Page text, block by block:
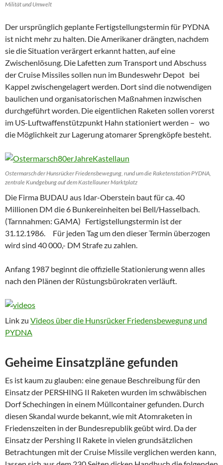
Milität und Umwelt
Der ursprünglich geplante Fertigstellungstermin für PYDNA
ist nicht mehr zu halten. Die Amerikaner drängten, nachdem
sie die Situation verärgert erkannt hatten, auf eine
Zwischenlösung. Die Lafetten zum Transport und Abschuss
der Cruise Missiles sollen nun im Bundeswehr Depot bei
Kappel zwischengelagert werden. Dort sind die notwendigen
baulichen und organisatorischen Maßnahmen inzwischen
durchgeführt worden. Die eigentlichen Raketen sollen vorerst
im US-Luftwaffenstützpunkt Hahn stationiert werden – wo
die Möglichkeit zur Lagerung atomarer Sprengköpfe besteht.
Ostermarsch der Hunsrücker Friedensbewegung, rund um die Raketenstation PYDNA,
zentrale Kundgebung auf dem Kastellauner Marktplatz
Die Firma BUDAU aus Idar-Oberstein baut für ca. 40
Millionen DM die 6 Bunkereinheiten bei Bell/Hasselbach.
(Tarnnahmen: GAMA) Fertigstellungstermin ist der
31.12.1986. Für jeden Tag um den dieser Termin überzogen
wird sind 40 000,- DM Strafe zu zahlen.
Anfang 1987 beginnt die offizielle Stationierung wenn alles
nach den Plänen der Rüstungsbürokraten verläuft.
Link zu Videos über die Hunsrücker Friedensbewegung und
PYDNA
Geheime Einsatzpläne gefunden
Es ist kaum zu glauben: eine genaue Beschreibung für den
Einsatz der PERSHING II Raketen wurden im schwäbischen
Dorf Schechingen in einem Müllcontainer gefunden. Durch
diesen Skandal wurde bekannt, wie mit Atomraketen in
Friedenszeiten in der Bundesrepublik geübt wird. Da der
Einsatz der Pershing II Rakete in vielen grundsätzlichen
Betrachtungen mit der Cruise Missile verglichen werden kann,